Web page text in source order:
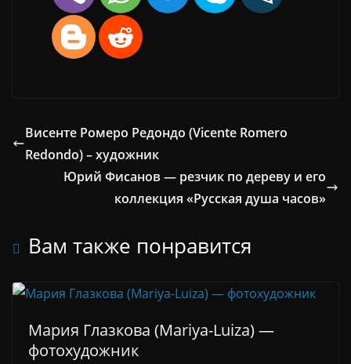
Висенте Ромеро Редондо (Vicente Romero
Redondo) – художник
Юрий Фисанов — резчик по дереву и его
коллекция «Русская душа часов»
Вам также понравится
Мария Глазкова (Mariya-Luiza) —
фотохудожник